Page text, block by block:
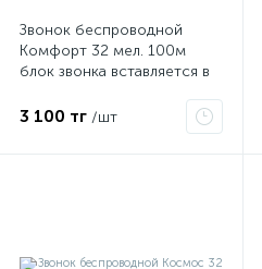
Звонок беспроводной
Комфорт 32 мел. 100м
блок звонка вставляется в
Тритон КМ-01С
3 100 тг /шт